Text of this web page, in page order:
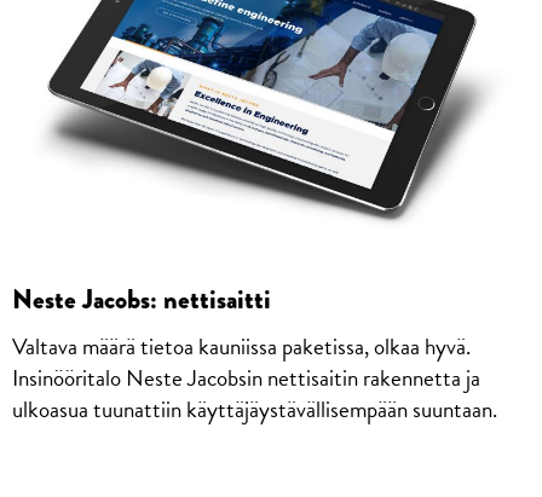
Neste Jacobs: nettisaitti
Valtava määrä tietoa kauniissa paketissa, olkaa hyvä.
Insinööritalo Neste Jacobsin nettisaitin rakennetta ja
ulkoasua tuunattiin käyttäjäystävällisempään suuntaan.